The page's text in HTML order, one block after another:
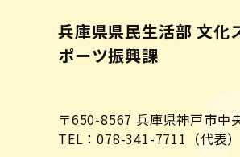
兵庫県県民生活部 文化
ポーツ振興課
〒650-8567 兵庫県神戸市中
TEL：078-341-7711（代表）